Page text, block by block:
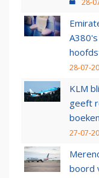
28-
28-07-
KLM
geeft
boeken
27-07-
boord